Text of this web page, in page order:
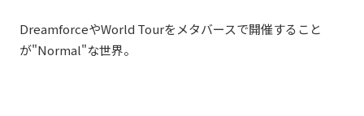
DreamforceやWorld Tourをメタバースで開催すること
が"Normal"な世界。